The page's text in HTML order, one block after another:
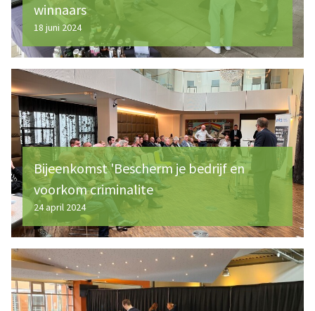
winnaars
18 juni 2024
Bijeenkomst 'Bescherm je bedrijf en
voorkom criminalite
24 april 2024